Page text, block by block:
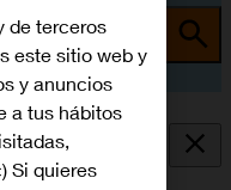
de terceros
este sitio web y
y anuncios
a tus hábitos
Si quieres